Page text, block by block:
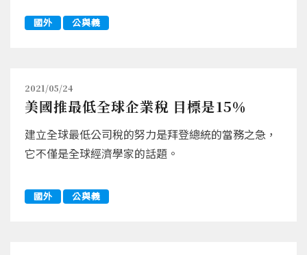
國外 公與義
2021/05/24
美國推最低全球企業稅 目標是15％
建立全球最低公司稅的努力是拜登總統的當務之急，
它不僅是全球經濟學家的話題。
國外 公與義